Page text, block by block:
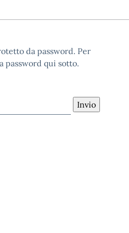
da password. Per
password qui sotto.